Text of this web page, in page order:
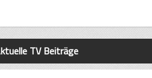
TV Beiträge